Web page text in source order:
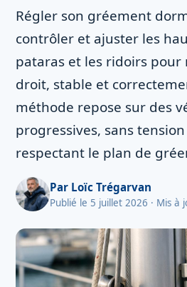
Régler son gréement
contrôler et ajuster les
pataras et les ridoirs
droit, stable et
méthode repose sur des
progressives, sans
respectant le plan de
Par Loïc Trégarvan
Publié le 5 juillet 2026 · Mis à